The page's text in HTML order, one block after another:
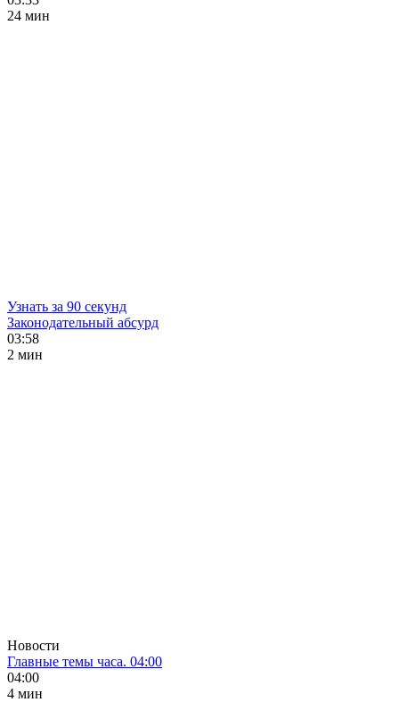
24 мин
Узнать за 90 секунд
Законодательный абсурд
03:58
2 мин
Новости
Главные темы часа. 04:00
04:00
4 мин